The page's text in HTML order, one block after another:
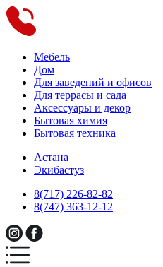
Мебель
Дом
Для заведений и офисов
Для террасы и сада
Аксессуары и декор
Бытовая химия
Бытовая техника
Астана
Экибастуз
8(717) 226-82-82
8(747) 363-12-12